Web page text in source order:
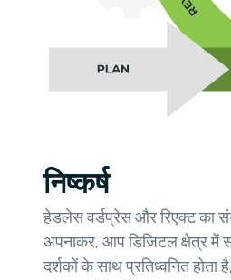
निष्कर्ष
हेडलेस वर्डप्रेस और रिएक्ट का
अपनाकर, आप डिजिटल क्षेत्र में
दर्शकों के साथ प्रतिध्वनित